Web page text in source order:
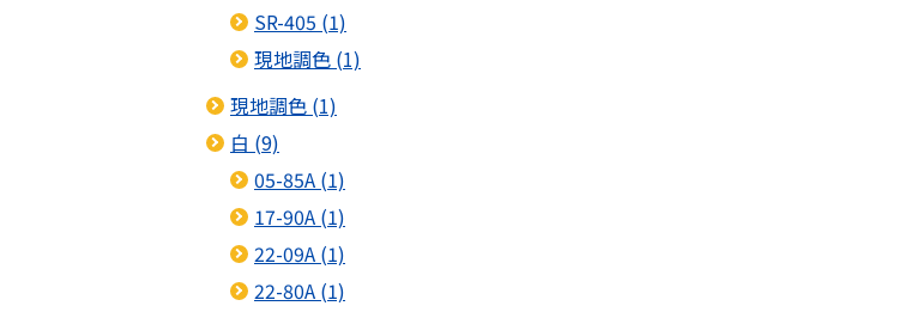
SR-405 (1)
現地調色 (1)
現地調色 (1)
白 (9)
05-85A (1)
17-90A (1)
22-09A (1)
22-80A (1)